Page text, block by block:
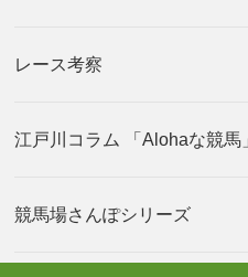
レース考察
江戸川コラム 「Alohaな競馬
競馬場さんぽシリーズ